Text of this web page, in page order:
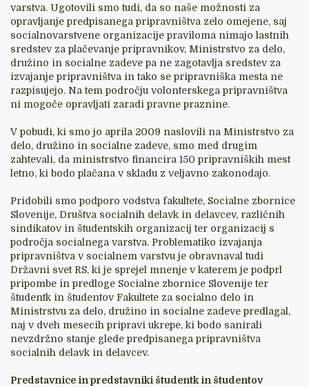
varstva. Ugotovili smo tudi, da so naše možnosti za
opravljanje predpisanega pripravništva zelo omejene, saj
socialnovarstvene organizacije praviloma nimajo lastnih
sredstev za plačevanje pripravnikov, Ministrstvo za delo,
družino in socialne zadeve pa ne zagotavlja sredstev za
izvajanje pripravništva in tako se pripravniška mesta ne
razpisujejo. Na tem področju volonterskega pripravništva
ni mogoče opravljati zaradi pravne praznine.
V pobudi, ki smo jo aprila 2009 naslovili na Ministrstvo za
delo, družino in socialne zadeve, smo med drugim
zahtevali, da ministrstvo financira 150 pripravniških mest
letno, ki bodo plačana v skladu z veljavno zakonodajo.
Pridobili smo podporo vodstva fakultete, Socialne zbornice
Slovenije, Društva socialnih delavk in delavcev, različnih
sindikatov in študentskih organizacij ter organizacij s
področja socialnega varstva. Problematiko izvajanja
pripravništva v socialnem varstvu je obravnaval tudi
Državni svet RS, ki je sprejel mnenje v katerem je podprl
pripombe in predloge Socialne zbornice Slovenije ter
študentk in študentov Fakultete za socialno delo in
Ministrstvu za delo, družino in socialne zadeve predlagal,
naj v dveh mesecih pripravi ukrepe, ki bodo sanirali
nevzdržno stanje glede predpisanega pripravništva
socialnih delavk in delavcev.
Predstavnice in predstavniki študentk in študentov